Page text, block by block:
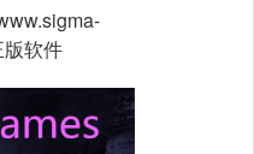
版软件